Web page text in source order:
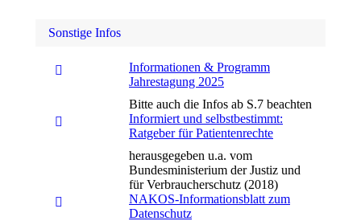
Sonstige Infos
Informationen & Programm
Jahrestagung 2025
Bitte auch die Infos ab S.7 beachten
Informiert und selbstbestimmt:
Ratgeber für Patientenrechte
herausgegeben u.a. vom
Bundesministerium der Justiz und
für Verbraucherschutz (2018)
NAKOS-Informationsblatt zum
Datenschutz